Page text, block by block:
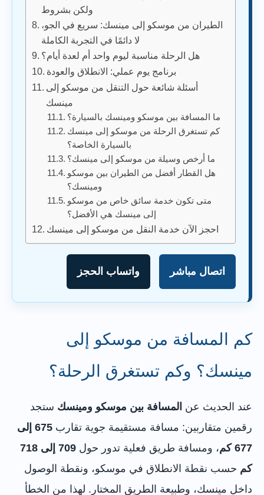
ولكن بشروط
الطيران من موسكو إلى مينسك: سريع في الجو،
لا دائمًا في التجربة الكاملة
هل الرحلة مناسبة ليوم واحد أم لعدة أيام؟
برنامج يوم عملي: الانطلاق والعودة
أسئلة شائعة حول التنقل من موسكو إلى
مينسك
ما المسافة بين موسكو ومينسك بالسيارة؟
كم تستغرق الرحلة من موسكو إلى مينسك
بالسيارة الخاصة؟
ما أرخص وسيلة من موسكو إلى مينسك؟
هل القطار أفضل من الطيران بين موسكو
ومينسك؟
متى تكون خدمة سائق خاص من موسكو
إلى مينسك هي الأفضل؟
احجز الآن خدمة النقل من موسكو إلى مينسك
اتصال مباشر واتساب الحجز
كم المسافة من موسكو إلى
مينسك؟ وكم تستغرق الرحلة؟
عند الحديث عن المسافة بين موسكو ومينسك ستجد
رقمين متقاربين: مسافة مستقيمة جوية تقارب
675 إلى
677 كم
، ومسافة طريق فعلية تدور حول
709 إلى 718
كم حسب نقطة الانطلاق في موسكو، ونقطة الوصول
داخل مينسك، وطبيعة الطريق المختار. لهذا من الخطأ